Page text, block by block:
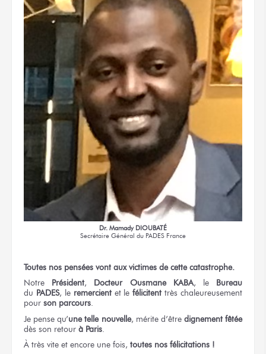
Dr. Mamady DIOUBATÉ
Secrétaire Général du PADES France
Toutes nos pensées vont aux victimes de cette catastrophe.
Notre Président, Docteur Ousmane KABA, le Bureau
du PADES, le remercient et lefélicitent très chaleureusement
pour son parcours.
Je pense qu’une telle nouvelle, mérite d’être dignement fêtée
dès son retour à Paris
À très vite et encore une fois, toutes nos félicitations !